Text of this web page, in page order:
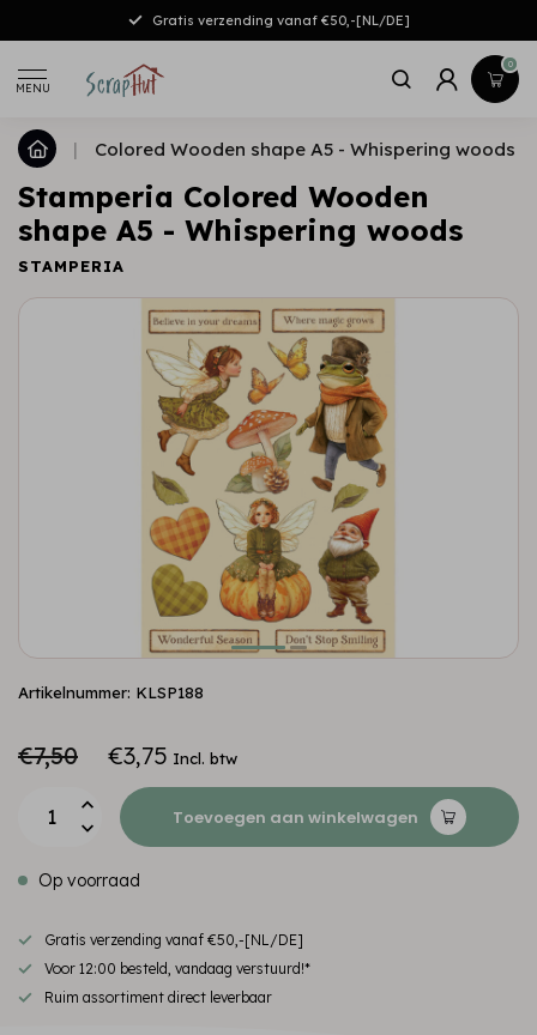
Gratis verzending vanaf €50,-[NL/DE]
MENU
0
| Colored Wooden shape A5 - Whispering woods
Stamperia Colored Wooden
shape A5 - Whispering woods
STAMPERIA
Artikelnummer: KLSP188
€7,50 €3,75 Incl. btw
Toevoegen aan winkelwagen
Op voorraad
Gratis verzending vanaf €50,-[NL/DE]
Voor 12:00 besteld, vandaag verstuurd!*
Ruim assortiment direct leverbaar